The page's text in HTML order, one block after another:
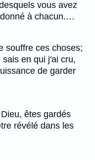
vous avez
à chacun.…
souffre ces choses;
en qui j'ai cru,
de garder
êtes gardés
révélé dans les